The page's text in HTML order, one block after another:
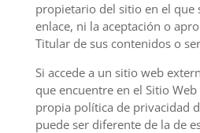
propietario del sitio en el que
enlace, ni la aceptación o
Titular de sus contenidos o
Si accede a un sitio web
que encuentre en el Sitio
propia política de privacidad
puede ser diferente de la de